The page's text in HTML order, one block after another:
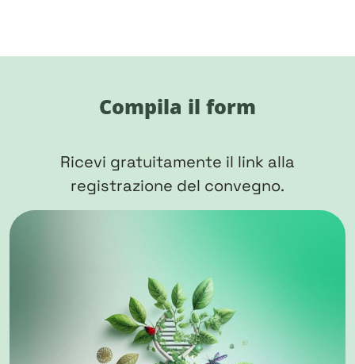
Compila il form
Ricevi gratuitamente il link alla
registrazione del convegno.